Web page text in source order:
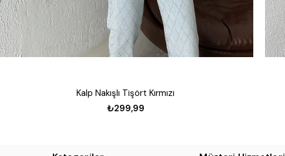
Kalp Nakışlı Tişört Kırmızı
₺299,99